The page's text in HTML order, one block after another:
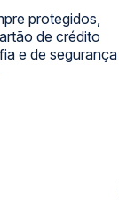
protegidos,
de crédito
e de segurança